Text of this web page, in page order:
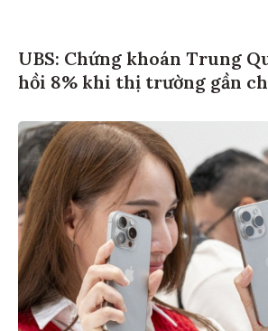
UBS: Chứng khoán Trung
hồi 8% khi thị trường gần